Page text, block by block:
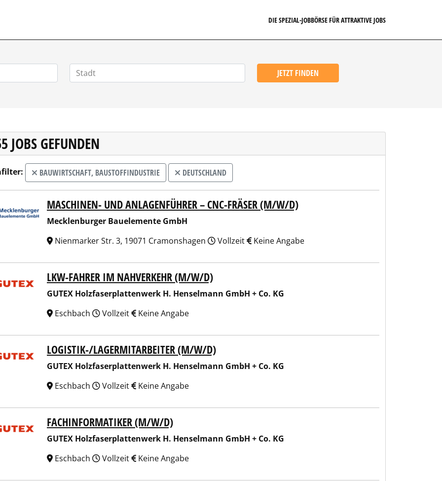
DIE SPEZIAL-JOBBÖRSE FÜR ATTRAKTIVE JOBS
JETZT FINDEN
JOBS GEFUNDEN
BAUWIRTSCHAFT, BAUSTOFFINDUSTRIE DEUTSCHLAND
Bauelemente GmbH
MASCHINEN- UND ANLAGENFÜHRER – CNC-FRÄSER (M/W/D)
Mecklenburger Bauelemente GmbH
Nienmarker Str. 3, 19071 Cramonshagen
Vollzeit Keine Angabe
Holzfaserplattenwerk H. Henselmann GmbH + Co. KG
LKW-FAHRER IM NAHVERKEHR (M/W/D)
GUTEX Holzfaserplattenwerk H. Henselmann GmbH + Co. KG
Eschbach
Vollzeit Keine Angabe
Holzfaserplattenwerk H. Henselmann GmbH + Co. KG
LOGISTIK-/LAGERMITARBEITER (M/W/D)
GUTEX Holzfaserplattenwerk H. Henselmann GmbH + Co. KG
Eschbach
Vollzeit Keine Angabe
Holzfaserplattenwerk H. Henselmann GmbH + Co. KG
FACHINFORMATIKER (M/W/D)
GUTEX Holzfaserplattenwerk H. Henselmann GmbH + Co. KG
Eschbach
Vollzeit Keine Angabe